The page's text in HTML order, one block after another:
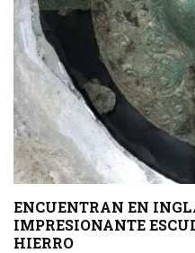
ENCUENTRAN EN
IMPRESIONANTE
HIERRO